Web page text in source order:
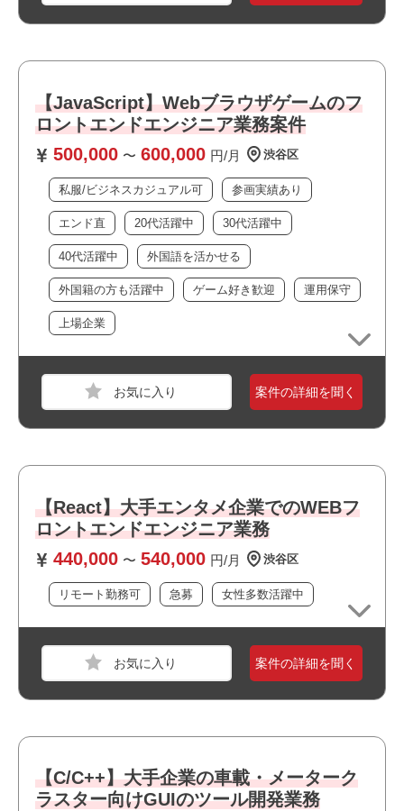
【JavaScript】Webブラウザゲームのフ
ロントエンドエンジニア業務案件
500,000 〜 600,000 円/月 渋谷区
私服/ビジネスカジュアル可 参画実績あり
エンド直 20代活躍中 30代活躍中
40代活躍中 外国語を活かせる
外国籍の方も活躍中 ゲーム好き歓迎 運用保守
上場企業
・オフィスは綺麗で快適な環境です
・選考スピードの速い案件です
・幅広い年齢層の方が活躍しています
・長期就業が見込める案件です
案件の詳細を聞く
【React】大手エンタメ企業でのWEBフ
ロントエンドエンジニア業務
440,000 〜 540,000 円/月 渋谷区
リモート勤務可 急募 女性多数活躍中
職種
フロントエンジニア
C,C++,Python,React,Node.js,AWS,Vmware,Andr
oid OS,iOS
必須スキル
・HTML5/CSS3/JavaScript（ES6+）での実務経験（2年以
上）
・Reactを使用したアプリケーション開発経験（2年以上）
・Web 標準を前提とした HTML/CSS によるコンテンツと
ビジュアルの構築の経験
・TypeScript を使ったユーザーインターフェースの構築の
・リモート勤務併用可能です
・大手企業の案件です
・私服/ビジネスカジュアルでの勤務が可能です
案件の詳細を聞く
【C/C++】大手企業の車載・メーターク
ラスター向けGUIのツール開発業務
職種
システムエンジニア
C,C++,C#,Python,React,Backbone,Angular,Vue.j
s,Node.js,Photoshop,Illustrator,XD,Figma,Sketch,
必須スキル
・C#での開発経験（2年以上）
・JavaScriptでの開発経験
・画面設計の経験
おすすめポイント
スキル
HTML,HTML5,CSS,CSS3,JavaScript,Photoshop,
Illustrator